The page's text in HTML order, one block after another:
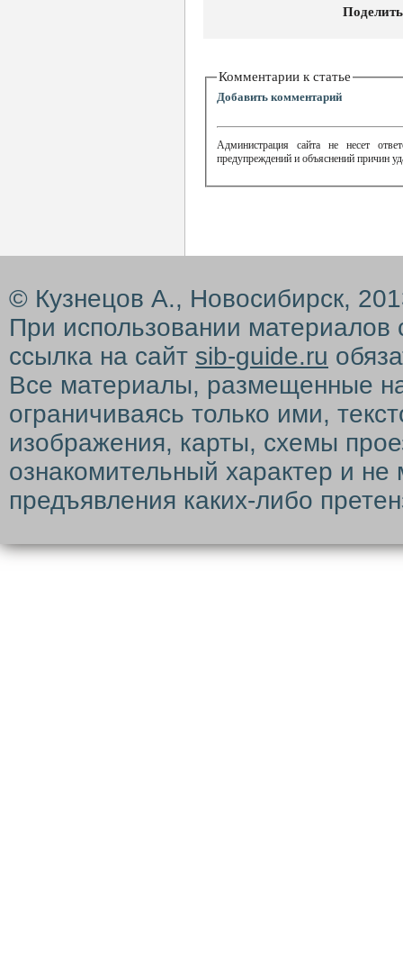
Комментарии к статье
Добавить комментарий
Администрация сайта не несет
предупреждений и объяснений причин
© Кузнецов А., Новосибирск,
При использовании материалов
ссылка на сайт sib-guide.ru
Все материалы, размещенные
ограничиваясь только ими,
изображения, карты, схемы
ознакомительный характер и
предъявления каких-либо